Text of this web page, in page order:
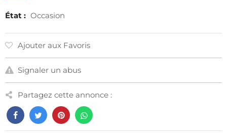
État : Occasion
Ajouter aux Favoris
Signaler un abus
Partagez cette annonce :